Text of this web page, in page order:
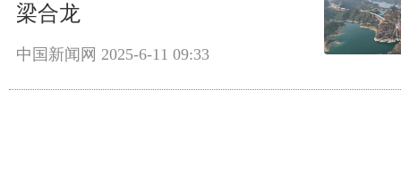
梁合龙
中国新闻网 2025-6-11 09:33